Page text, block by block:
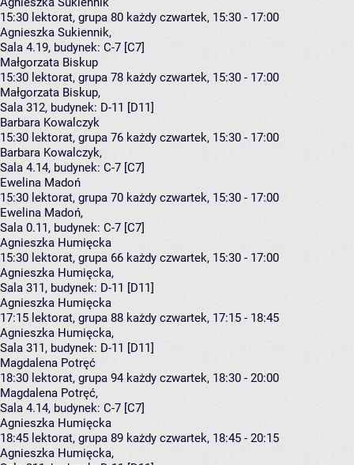
15:30 lektorat, grupa 80 każdy czwartek, 15:30 - 17:00
Agnieszka Sukiennik,
Sala 4.19, budynek: C-7 [C7]
Małgorzata Biskup
15:30 lektorat, grupa 78 każdy czwartek, 15:30 - 17:00
Małgorzata Biskup,
Sala 312, budynek: D-11 [D11]
Barbara Kowalczyk
15:30 lektorat, grupa 76 każdy czwartek, 15:30 - 17:00
Barbara Kowalczyk,
Sala 4.14, budynek: C-7 [C7]
Ewelina Madoń
15:30 lektorat, grupa 70 każdy czwartek, 15:30 - 17:00
Ewelina Madoń,
Sala 0.11, budynek: C-7 [C7]
Agnieszka Humięcka
15:30 lektorat, grupa 66 każdy czwartek, 15:30 - 17:00
Agnieszka Humięcka,
Sala 311, budynek: D-11 [D11]
Agnieszka Humięcka
17:15 lektorat, grupa 88 każdy czwartek, 17:15 - 18:45
Agnieszka Humięcka,
Sala 311, budynek: D-11 [D11]
Magdalena Potręć
18:30 lektorat, grupa 94 każdy czwartek, 18:30 - 20:00
Magdalena Potręć,
Sala 4.14, budynek: C-7 [C7]
Agnieszka Humięcka
18:45 lektorat, grupa 89 każdy czwartek, 18:45 - 20:15
Agnieszka Humięcka,